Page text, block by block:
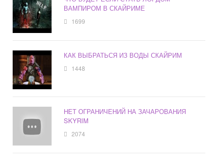
ВАМПИРОМ В СКАЙРИМЕ
1699
КАК ВЫБРАТЬСЯ ИЗ ВОДЫ СКАЙРИМ
1448
НЕТ ОГРАНИЧЕНИЙ НА ЗАЧАРОВАНИЯ
SKYRIM
2074